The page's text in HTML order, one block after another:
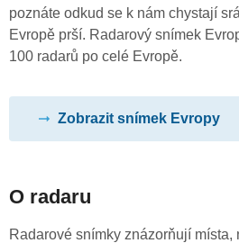
poznáte odkud se k nám chystají
Evropě prší. Radarový snímek
100 radarů po celé Evropě.
Zobrazit snímek Evropy
O radaru
Radarové snímky znázorňují místa,